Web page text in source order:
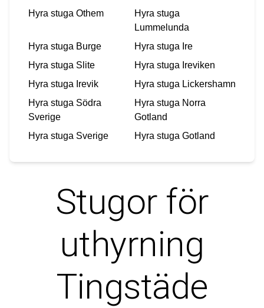
Hyra stuga Othem
Hyra stuga
Lummelunda
Hyra stuga Burge Hyra stuga Ire
Hyra stuga Slite Hyra stuga Ireviken
Hyra stuga Irevik Hyra stuga Lickershamn
Hyra stuga Södra
Sverige
Hyra stuga Norra
Gotland
Hyra stuga Sverige Hyra stuga Gotland
Stugor för
uthyrning
Tingstäde